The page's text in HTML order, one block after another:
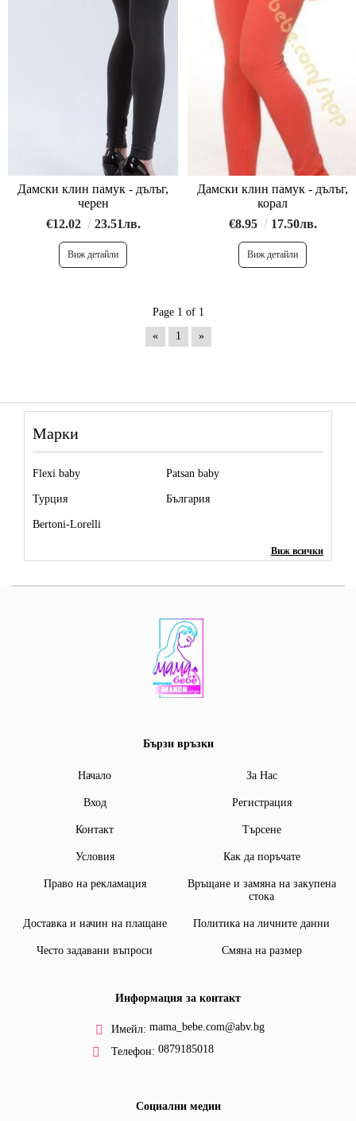
Дамски клин памук - дълъг,
черен
€12.02
23.51лв.
Виж детайли
Дамски клин памук - дълъг,
корал
€8.95
17.50лв.
Виж детайли
Page 1 of 1
« 1 »
Марки
Flexi baby Patsan baby
Турция България
Bertoni-Lorelli
Виж всички
Бързи връзки
Начало За Нас
Вход Регистрация
Контакт Търсене
Условия Как да поръчате
Право на рекламация
Връщане и замяна на закупена
стока
Доставка и начин на плащане Политика на личните данни
Често задавани въпроси Смяна на размер
Информация за контакт
Имейл: mama_bebe.com@abv.bg
Телефон: 0879185018
Социални медии